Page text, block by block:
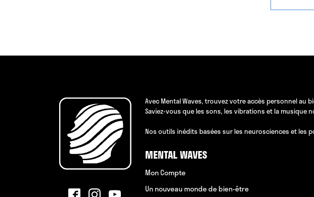
Avec Mental Waves, trouvez votre accès personnel au
Saviez-vous que les sons, les vibrations et la
Nos outils inédits basées sur les neurosciences et les
MENTAL WAVES
Mon Compte
Un nouveau monde de bien-être